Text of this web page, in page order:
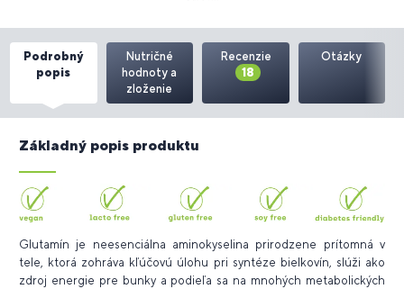
Podrobný
popis
Nutričné
hodnoty a
zloženie
Recenzie
18
Otázky
Základný popis produktu
Glutamín je neesenciálna aminokyselina prirodzene prítomná v
tele, ktorá zohráva kľúčovú úlohu pri syntéze bielkovín, slúži ako
zdroj energie pre bunky a podieľa sa na mnohých metabolických